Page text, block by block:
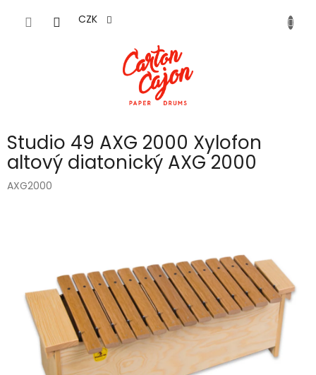
CZK
Studio 49 AXG 2000 Xylofon
altový diatonický AXG 2000
AXG2000